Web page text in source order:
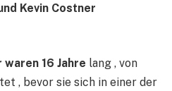
Kevin Costner
waren 16 Jahre lang , von
, bevor sie sich in einer der